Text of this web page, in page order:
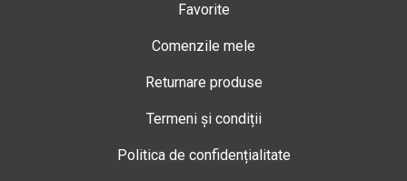
Favorite
Comenzile mele
Returnare produse
Termeni și condiții
Politica de confidențialitate